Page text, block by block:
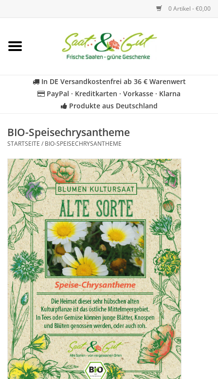
0 Artikel - €0,00
Startseite
Kräuter
Für Kinder
Geschenkideen
Katalog
In DE Versandkostenfrei ab 36 € Warenwert
PayPal · Kreditkarten · Vorkasse · Klarna
Produkte aus Deutschland
BIO-Speisechrysantheme
STARTSEITE / BIO-SPEISECHRYSANTHEME